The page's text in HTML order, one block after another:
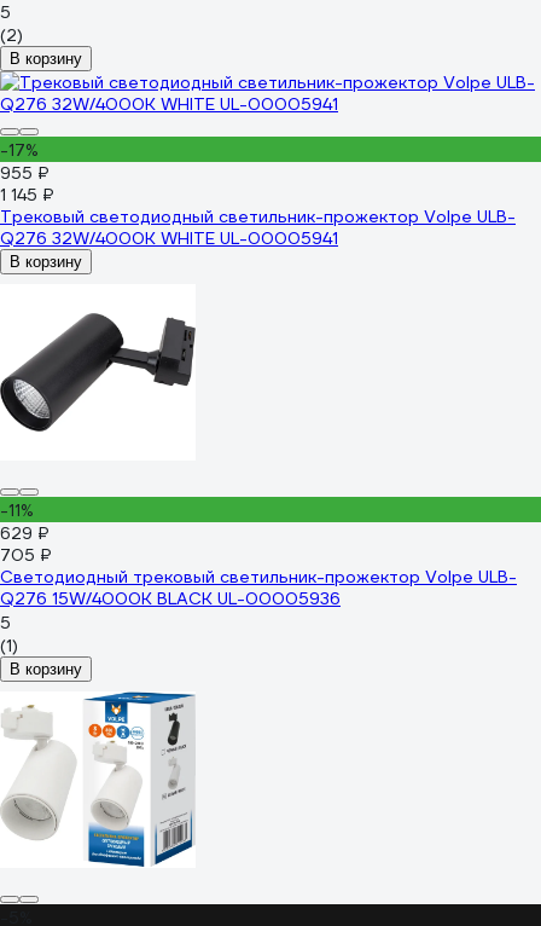
5
(2)
В корзину
-17%
955 ₽
1 145 ₽
Трековый светодиодный светильник-прожектор Volpe ULB-
Q276 32W/4000К WHITE UL-00005941
В корзину
-11%
629 ₽
705 ₽
Светодиодный трековый светильник-прожектор Volpe ULB-
Q276 15W/4000К BLACK UL-00005936
5
(1)
В корзину